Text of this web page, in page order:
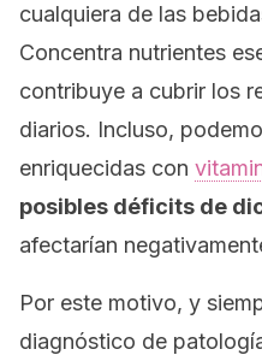
cualquiera de las
Concentra nutrientes
contribuye a cubrir los
diarios. Incluso,
enriquecidas con
posibles déficits de
afectarían
Por este motivo, y
diagnóstico de